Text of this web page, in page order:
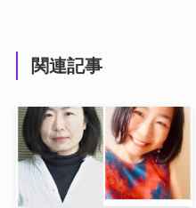
関連記事